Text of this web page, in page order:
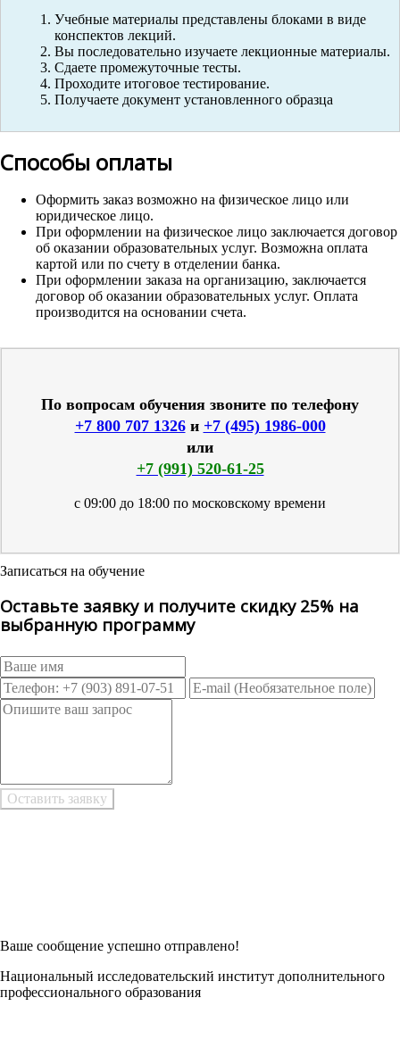
Учебные материалы представлены блоками в виде
конспектов лекций.
Вы последовательно изучаете лекционные материалы.
Сдаете промежуточные тесты.
Проходите итоговое тестирование.
Получаете документ установленного образца
Способы оплаты
Оформить заказ возможно на физическое лицо или
юридическое лицо.
При оформлении на физическое лицо заключается договор
об оказании образовательных услуг. Возможна оплата
картой или по счету в отделении банка.
При оформлении заказа на организацию, заключается
договор об оказании образовательных услуг. Оплата
производится на основании счета.
По вопросам обучения звоните по телефону
+7 800 707 1326и +7 (495) 1986-000
или
+7 (991) 520-61-25
с 09:00 до 18:00 по московскому времени
Записаться на обучение
Оставьте заявку и получите скидку 25% на
выбранную программу
Ваше сообщение успешно отправлено!
Национальный исследовательский институт дополнительного
профессионального образования